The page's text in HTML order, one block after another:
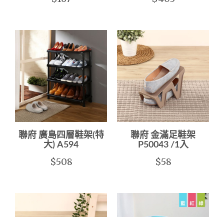
聯府 廣島四層鞋架(特
大) A594
$508
聯府 金滿足鞋架
P50043 /1入
$58